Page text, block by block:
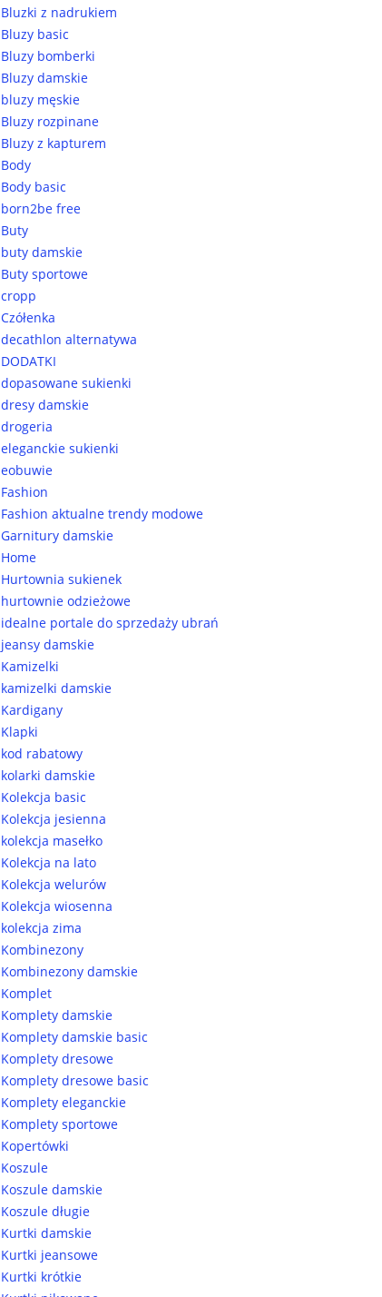
Bluzki z nadrukiem
Bluzy basic
Bluzy bomberki
Bluzy damskie
bluzy męskie
Bluzy rozpinane
Bluzy z kapturem
Body
Body basic
born2be free
Buty
buty damskie
Buty sportowe
cropp
Czółenka
decathlon alternatywa
DODATKI
dopasowane sukienki
dresy damskie
drogeria
eleganckie sukienki
eobuwie
Fashion
Fashion aktualne trendy modowe
Garnitury damskie
Home
Hurtownia sukienek
hurtownie odzieżowe
idealne portale do sprzedaży ubrań
jeansy damskie
Kamizelki
kamizelki damskie
Kardigany
Klapki
kod rabatowy
kolarki damskie
Kolekcja basic
Kolekcja jesienna
kolekcja masełko
Kolekcja na lato
Kolekcja welurów
Kolekcja wiosenna
kolekcja zima
Kombinezony
Kombinezony damskie
Komplet
Komplety damskie
Komplety damskie basic
Komplety dresowe
Komplety dresowe basic
Komplety eleganckie
Komplety sportowe
Kopertówki
Koszule
Koszule damskie
Koszule długie
Kurtki damskie
Kurtki jeansowe
Kurtki krótkie